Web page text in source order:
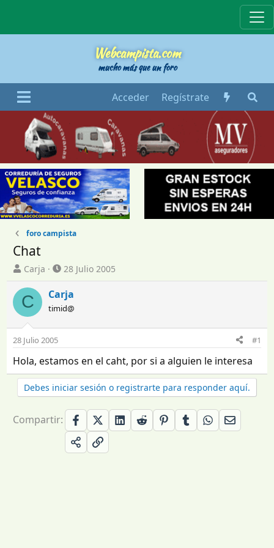
Webcampista.com
mucho más que un foro
Acceder Regístrate
foro campista
Chat
I
n
i
c
i
a
d
o
r
d
e
l
e
Carja
F
e
c
h
a
d
i
n
i
c
i
o
28 Julio 2005
C Carja
timid@
28 Julio 2005 #1
Hola, estamos en el caht, por si a alguien le interesa
Debes iniciar sesión o registrarte para responder aquí.
Compartir: